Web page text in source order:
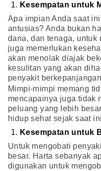
Kesempatan untuk
Apa impian Anda saat
antusias? Anda bukan
dana, dan tenaga, untuk
juga memerlukan
akan menolak diajak
kesulitan yang akan
penyakit
Mimpi-mimpi memang
mencapainya juga tidak
peluang yang lebih
hidup sehat sejak saat
Kesempatan untuk
Untuk mengobati
besar. Harta sebanyak
digunakan untuk